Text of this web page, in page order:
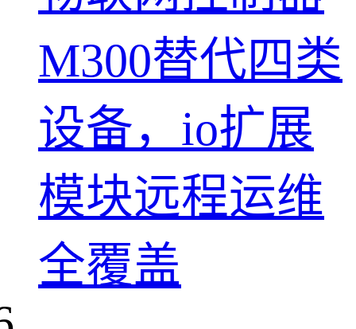
M300替代四类
设备，io扩展
模块远程运维
全覆盖